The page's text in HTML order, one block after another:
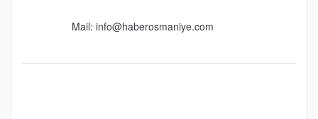
Mail: info@haberosmaniye.com